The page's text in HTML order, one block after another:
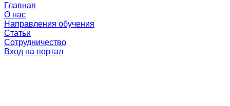
Главная
О нас
Направления обучения
Статьи
Сотрудничество
Вход на портал